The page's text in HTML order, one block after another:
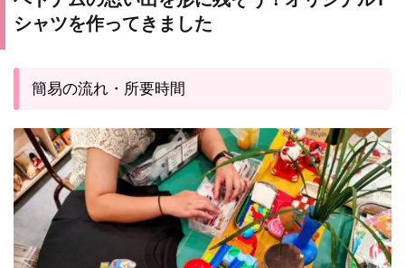
シャツを作ってきました
簡易の流れ・所要時間